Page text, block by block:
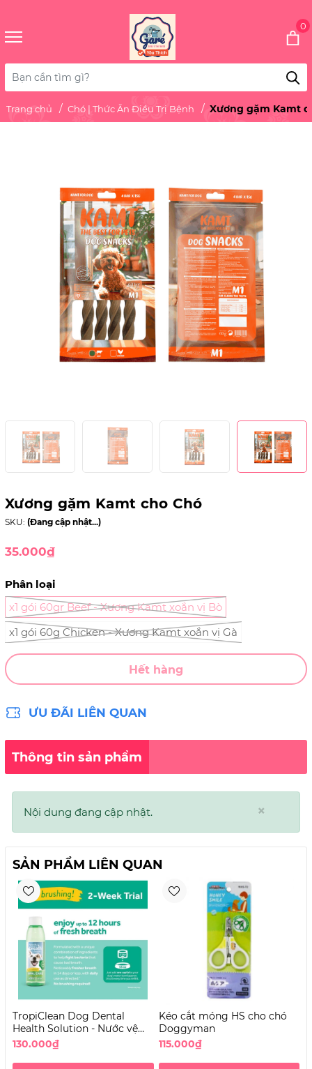
0
Trang chủ Chó | Thức Ăn Điều Trị Bệnh Xương gặm Kamt
Xương gặm Kamt cho Chó
SKU: (Đang cập nhật...)
35.000₫
Phân loại
x1 gói 60gr Beef - Xương Kamt xoắn vị Bò
x1 gói 60g Chicken - Xương Kamt xoắn vị Gà
Hết hàng
ƯU ĐÃI LIÊN QUAN
Thông tin sản phẩm
×
Nội dung đang cập nhật.
SẢN PHẨM LIÊN QUAN
TropiClean Dog Dental
Health Solution - Nước vệ
sinh răng miệng cho Chó
không vị
130.000₫
Kéo cắt móng HS cho chó
Doggyman
115.000₫